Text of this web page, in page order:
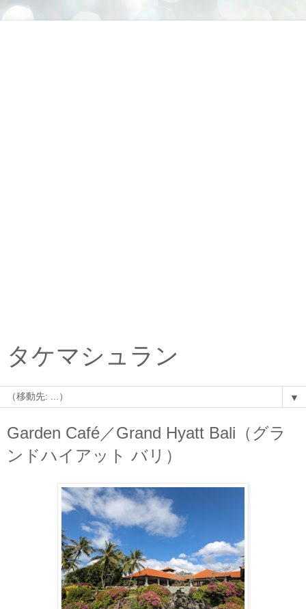
タケマシュラン
▼
Garden Café／Grand Hyatt Bali（グラ
ンドハイアット バリ）